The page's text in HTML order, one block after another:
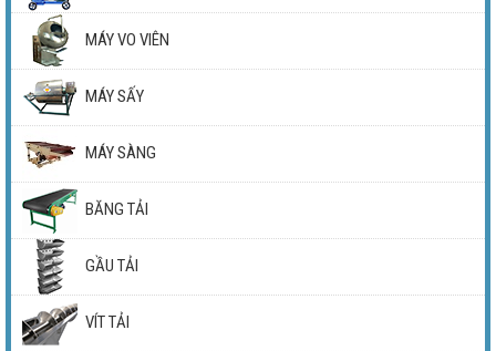
MÁY VO VIÊN
MÁY SẤY
MÁY SÀNG
BĂNG TẢI
GẦU TẢI
VÍT TẢI